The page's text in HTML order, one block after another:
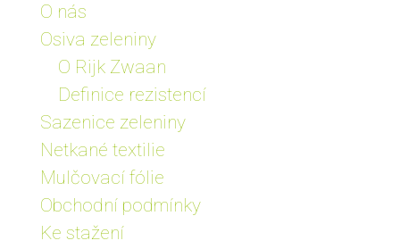
O nás
Osiva zeleniny
O Rijk Zwaan
Definice rezistencí
Sazenice zeleniny
Netkané textilie
Mulčovací fólie
Obchodní podmínky
Ke stažení